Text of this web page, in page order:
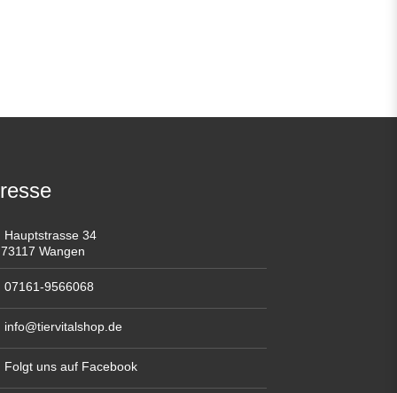
Hauptstrasse 34
73117 Wangen
07161-9566068
info@tiervitalshop.de
Folgt uns auf Facebook